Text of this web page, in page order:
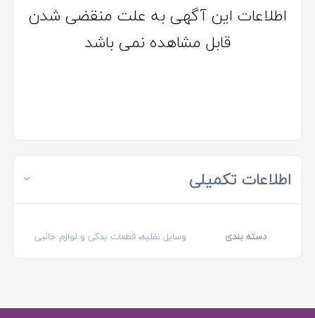
اطلاعات این آگهی به علت منقضی شدن
قابل مشاهده نمی باشد
اطلاعات تکمیلی
دسته بندی وسایل نقلیه، قطعات یدکی و لوازم جانبی